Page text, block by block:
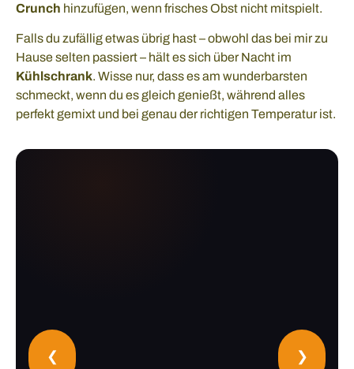
Crunch hinzufügen, wenn frisches Obst nicht mitspielt.
Falls du zufällig etwas übrig hast – obwohl das bei mir zu
Hause selten passiert – hält es sich über Nacht im
Kühlschrank. Wisse nur, dass es am wunderbarsten
schmeckt, wenn du es gleich genießt, während alles
perfekt gemixt und bei genau der richtigen Temperatur ist.
❮ ❯